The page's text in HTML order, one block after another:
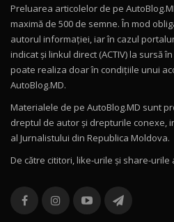
Mercedes-AMG E
Drive AutoBlog.MD
16:27
11
Noul Volvo ES90
12
Noul MG HS /
16:48
13
combină
36:08
Preluarea articolelor de pe
maximă de 500 de semne. În mod
autorul informației, iar în cazul
indicat și linkul direct (ACTIV) la sursă
poate realiza doar în condițiile unui
AutoBlog.MD.
Materialele de pe AutoBlog.MD sunt
dreptul de autor și drepturile conexe,
al Jurnalistului din Republica Moldova.
De către cititori, like-urile şi share-urile